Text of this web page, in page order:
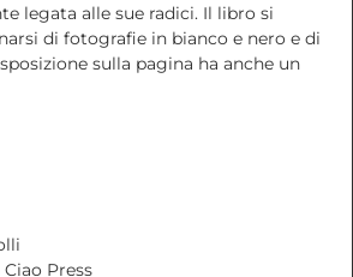
legata alle sue radici. Il libro si
di fotografie in bianco e nero e di
sulla pagina ha anche un
Press